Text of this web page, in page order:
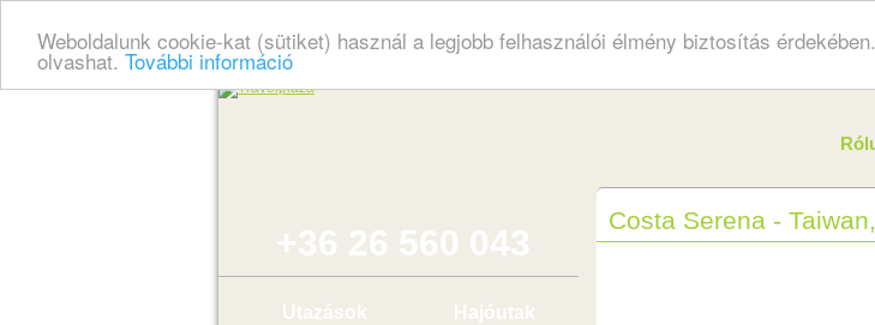
Weboldalunk cookie-kat (sütiket) használ a legjobb felhasználói élmény biztosítás
olvashat. További információ
+36 26 560 043
Utazások Hajóutak
Costa Serena -